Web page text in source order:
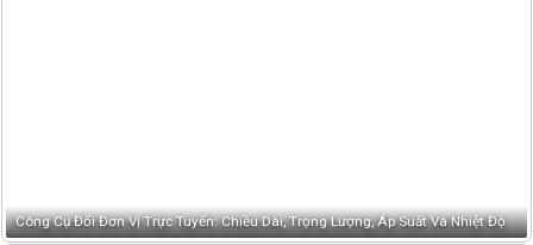
Công Cụ Đổi Đơn Vị Trực Tuyến: Chiều Dài, Trọng Lượng, Áp Suất Và Nhiệt Độ